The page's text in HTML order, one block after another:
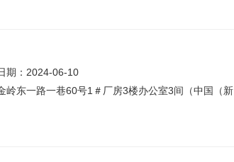
期：2024-06-10
岭东一路一巷60号1＃厂房3楼办公室3间（中国（新